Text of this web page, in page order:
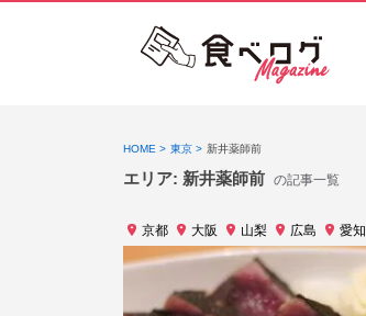
HOME 東京 新井薬師前
エリア: 新井薬師前 の記事一覧
京都 大阪 山梨 広島 愛知